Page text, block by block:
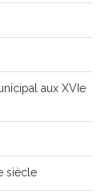
aux XVIe
siècle